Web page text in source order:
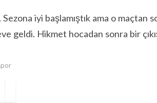
Sezona iyi başlamıştık ama o maçtan
geldi. Hikmet hocadan sonra bir